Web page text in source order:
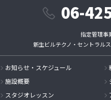
施設内外における各種イベントの
防犯、安全管理を目的としたお客さ
委託を受けたサービスの提供およ
第三者への提供
法律で定められている場合を除いて、個
06-
指定管理事
新生ビルテクノ・セントラル
お知らせ・スケジュール
施設概要
スタジオレッスン